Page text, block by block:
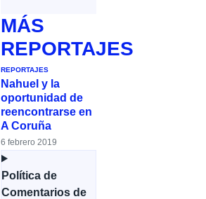
MÁS
REPORTAJES
REPORTAJES
Nahuel y la
oportunidad de
reencontrarse en
A Coruña
6 febrero 2019
Política de
Comentarios de